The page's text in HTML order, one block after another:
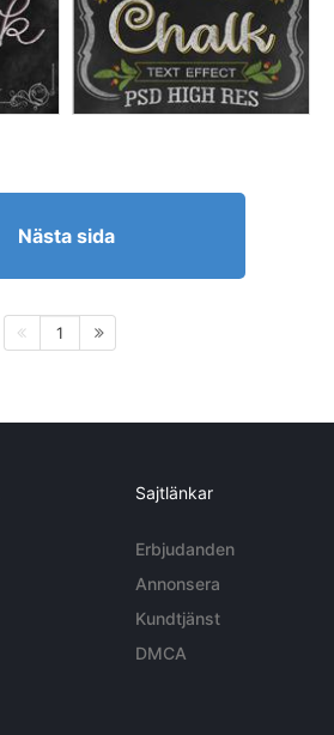
Nästa sida
1
Sajtlänkar
Erbjudanden
Annonsera
Kundtjänst
DMCA